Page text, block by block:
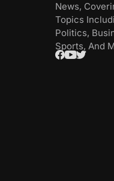
News,
Topics
Politics,
Sports, And